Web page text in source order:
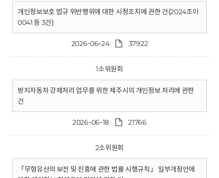
개인정보보호 법규 위반행위에 대한 시정조치에 관한 건(2024조이
0041 등 3건)
2026-06-24 37922
1소위원회
방치자동차 강제처리 업무를 위한 제주시의 개인정보 처리에 관한
건
2026-06-18 21766
2소위원회
「무형유산의 보전 및 진흥에 관한 법률 시행규칙」 일부개정안에